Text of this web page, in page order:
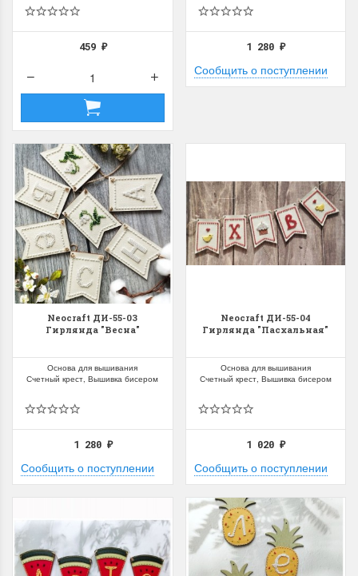
459 ₽ 1 280₽
Сообщить о поступлении
Neocraft ДИ-55-03
Гирлянда "Весна"
Основа для вышивания
Счетный крест, Вышивка бисером
1 280 ₽
Сообщить о поступлении
Neocraft ДИ-55-04
Гирлянда "Пасхальная"
Основа для вышивания
Счетный крест, Вышивка бисером
1 020₽
Сообщить о поступлении